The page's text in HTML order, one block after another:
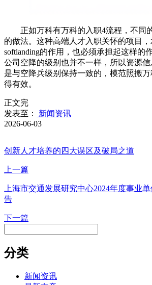
正如万科有万科的入职4流程，不同
的做法。这种高端人才入职关怀的项目
softlanding的作用，也必须承担起这样的
公司空降的级别也并不一样，所以资源
是与空降兵级别保持一致的，模范照搬
得有效。
正文完
发表至：
新闻资讯
2026-06-03
创新人才培养的四大误区及破局之道
上一篇
上海市交通发展研究中心2024年度事业
告
下一篇
分类
新闻资讯